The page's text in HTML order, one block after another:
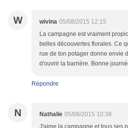
W wivina 05/08/2015 12:15
La campagne est vraiment
belles découvertes florales. Ce
rue de ton potager donne envie
d'ouvrir la barrière. Bonne
Répondre
N Nathalie 05/08/2015 10:38
J'aime la campagne et tous ses